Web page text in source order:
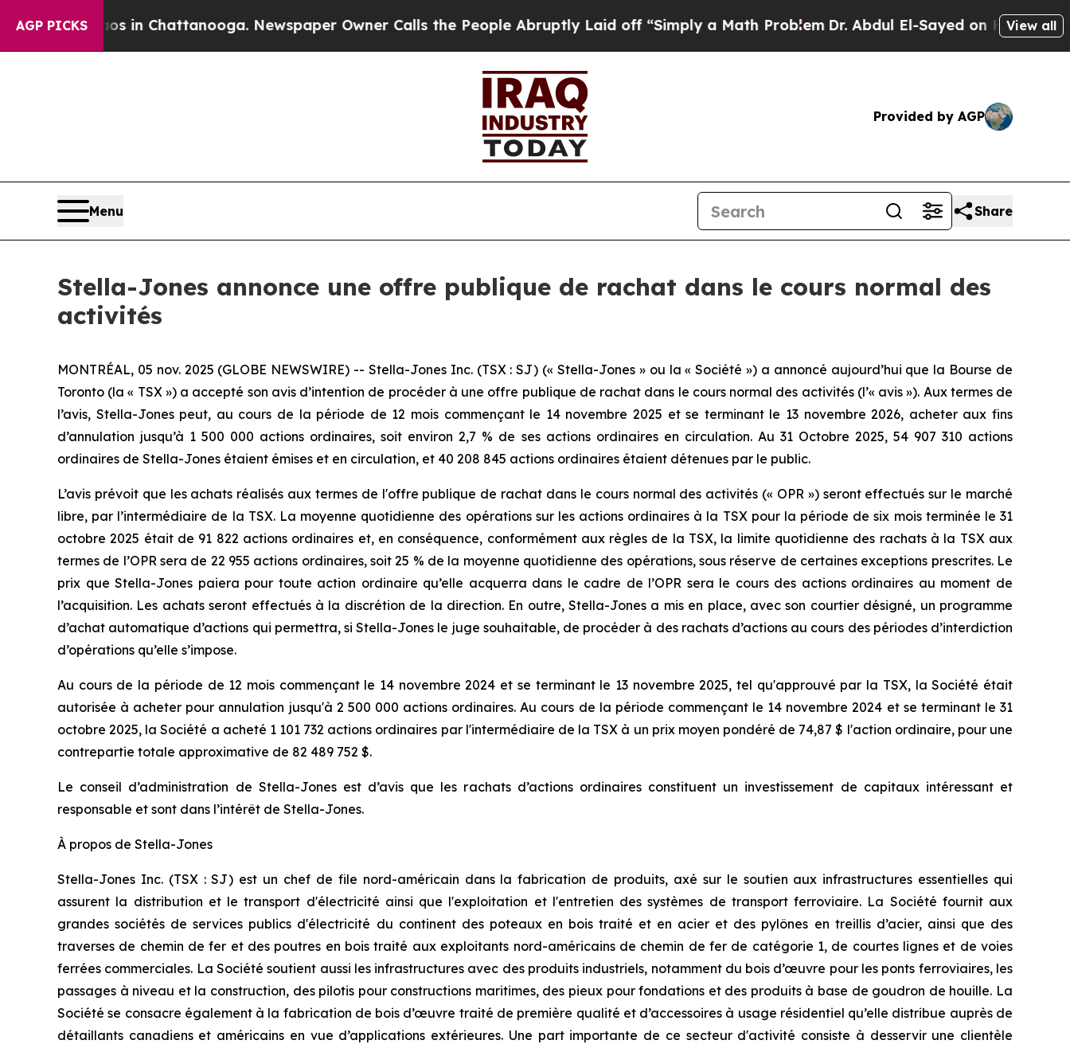
AGP PICKS
Chaos in Chattanooga. Newspaper Owner Calls the People Abruptly Laid off “Simply a Math Problem Dr. Abdul El-Sayed on Historic Michigan
View all
Provided by AGP
Menu Share
Stella-Jones annonce une offre publique de rachat dans le cours normal des
activités
MONTRÉAL, 05 nov. 2025 (GLOBE NEWSWIRE) -- Stella-Jones Inc. (TSX : SJ) (« Stella-Jones » ou la « Société ») a annoncé aujourd’hui que la Bourse de
Toronto (la « TSX ») a accepté son avis d’intention de procéder à une offre publique de rachat dans le cours normal des activités (l’« avis »). Aux termes de
l’avis, Stella-Jones peut, au cours de la période de 12 mois commençant le 14 novembre 2025 et se terminant le 13 novembre 2026, acheter aux fins
d’annulation jusqu’à 1 500 000 actions ordinaires, soit environ 2,7 % de ses actions ordinaires en circulation. Au 31 Octobre 2025, 54 907 310 actions
ordinaires de Stella-Jones étaient émises et en circulation, et 40 208 845 actions ordinaires étaient détenues par le public.
L’avis prévoit que les achats réalisés aux termes de l'offre publique de rachat dans le cours normal des activités (« OPR ») seront effectués sur le marché
libre, par l’intermédiaire de la TSX. La moyenne quotidienne des opérations sur les actions ordinaires à la TSX pour la période de six mois terminée le 31
octobre 2025 était de 91 822 actions ordinaires et, en conséquence, conformément aux règles de la TSX, la limite quotidienne des rachats à la TSX aux
termes de l’OPR sera de 22 955 actions ordinaires, soit 25 % de la moyenne quotidienne des opérations, sous réserve de certaines exceptions prescrites. Le
prix que Stella-Jones paiera pour toute action ordinaire qu’elle acquerra dans le cadre de l’OPR sera le cours des actions ordinaires au moment de
l’acquisition. Les achats seront effectués à la discrétion de la direction. En outre, Stella-Jones a mis en place, avec son courtier désigné, un programme
d’achat automatique d’actions qui permettra, si Stella-Jones le juge souhaitable, de procéder à des rachats d’actions au cours des périodes d’interdiction
d’opérations qu’elle s’impose.
Au cours de la période de 12 mois commençant le 14 novembre 2024 et se terminant le 13 novembre 2025, tel qu'approuvé par la TSX, la Société était
autorisée à acheter pour annulation jusqu'à 2 500 000 actions ordinaires. Au cours de la période commençant le 14 novembre 2024 et se terminant le 31
octobre 2025, la Société a acheté 1 101 732 actions ordinaires par l'intermédiaire de la TSX à un prix moyen pondéré de 74,87 $ l'action ordinaire, pour une
contrepartie totale approximative de 82 489 752 $.
Le conseil d’administration de Stella-Jones est d’avis que les rachats d’actions ordinaires constituent un investissement de capitaux intéressant et
responsable et sont dans l’intérêt de Stella-Jones.
À propos de Stella-Jones
Stella-Jones Inc. (TSX : SJ) est un chef de file nord-américain dans la fabrication de produits, axé sur le soutien aux infrastructures essentielles qui
assurent la distribution et le transport d'électricité ainsi que l'exploitation et l'entretien des systèmes de transport ferroviaire. La Société fournit aux
grandes sociétés de services publics d'électricité du continent des poteaux en bois traité et en acier et des pylônes en treillis d’acier, ainsi que des
traverses de chemin de fer et des poutres en bois traité aux exploitants nord-américains de chemin de fer de catégorie 1, de courtes lignes et de voies
ferrées commerciales. La Société soutient aussi les infrastructures avec des produits industriels, notamment du bois d’œuvre pour les ponts ferroviaires, les
passages à niveau et la construction, des pilotis pour constructions maritimes, des pieux pour fondations et des produits à base de goudron de houille. La
Société se consacre également à la fabrication de bois d’œuvre traité de première qualité et d’accessoires à usage résidentiel qu’elle distribue auprès de
détaillants canadiens et américains en vue d’applications extérieures. Une part importante de ce secteur d'activité consiste à desservir une clientèle